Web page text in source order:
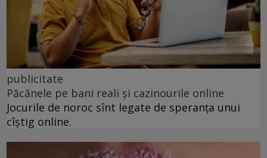
publicitate
Păcănele pe bani reali și cazinourile online
Jocurile de noroc sînt legate de speranța unui
cîștig online.